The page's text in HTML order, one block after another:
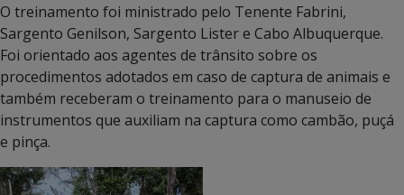
O treinamento foi ministrado pelo Tenente Fabrini,
Sargento Genilson, Sargento Lister e Cabo Albuquerque.
Foi orientado aos agentes de trânsito sobre os
procedimentos adotados em caso de captura de animais e
também receberam o treinamento para o manuseio de
instrumentos que auxiliam na captura como cambão, puçá
e pinça.